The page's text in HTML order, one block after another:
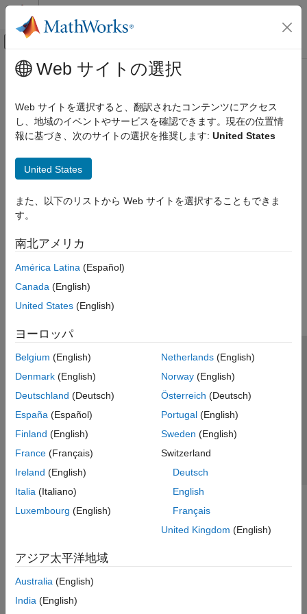
コンテンツへスキップ
オフキャンバス ナビゲーション メ
ドキュメンテーションのホーム
メインコンテンツ
Web サイトの選択
Web サイトを選択すると、翻訳されたコンテンツにアクセス
し、地域のイベントやサービスを確認できます。現在の位置情
報に基づき、次のサイトの選択を推奨します: United States
United States
また、以下のリストから Web サイトを選択することもできま
す。
南北アメリカ
América Latina (Español)
Canada (English)
United States (English)
ヨーロッパ
Belgium (English)
Denmark (English)
Deutschland (Deutsch)
España (Español)
Finland (English)
France (Français)
Ireland (English)
Italia (Italiano)
Luxembourg (English)
Netherlands(English)
Norway(English)
Österreich (Deutsch)
Portugal(English)
Sweden (English)
Switzerland
Deutsch
English
Français
United Kingdom (English)
アジア太平洋地域
Australia (English)
India (English)
トラストセンター
プライバシー ポリシー
違法コピー防止
アプリケーション ステータス
© 1994-2026 The MathWorks, Inc.